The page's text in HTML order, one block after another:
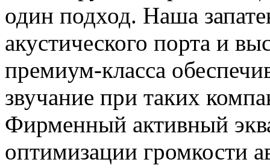
один подход. Наша
акустического порта и
премиум-класса
звучание при таких
Фирменный активный
оптимизации громкости